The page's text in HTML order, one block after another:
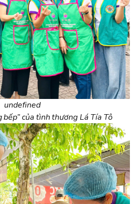
undefined
bếp” của tình thương Lá Tía Tô